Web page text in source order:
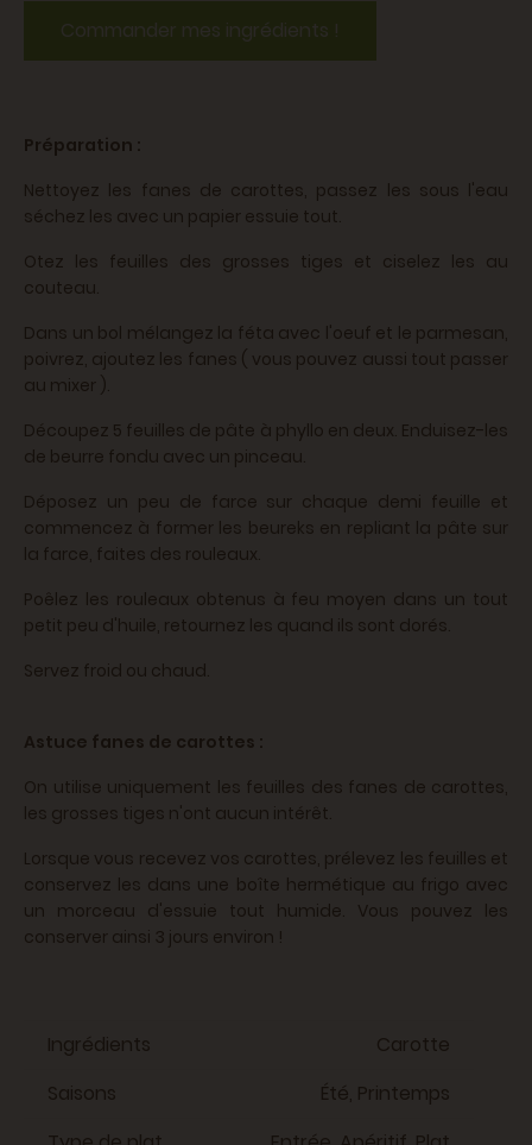
Commander mes ingrédients !
Préparation :
Nettoyez les fanes de carottes, passez les sous l'eau
séchez les avec un papier essuie tout.
Otez les feuilles des grosses tiges et ciselez les au
couteau.
Dans un bol mélangez la féta avec l'oeuf et le parmesan,
poivrez, ajoutez les fanes ( vous pouvez aussi tout passer
au mixer ).
Découpez 5 feuilles de pâte à phyllo en deux. Enduisez-les
de beurre fondu avec un pinceau.
Déposez un peu de farce sur chaque demi feuille et
commencez à former les beureks en repliant la pâte sur
la farce, faites des rouleaux.
Poêlez les rouleaux obtenus à feu moyen dans un tout
petit peu d'huile, retournez les quand ils sont dorés.
Servez froid ou chaud.
Astuce fanes de carottes :
On utilise uniquement les feuilles des fanes de carottes,
les grosses tiges n'ont aucun intérêt.
Lorsque vous recevez vos carottes, prélevez les feuilles et
conservez les dans une boîte hermétique au frigo avec
un morceau d'essuie tout humide. Vous pouvez les
conserver ainsi 3 jours environ !
Ingrédients
Carotte
Saisons
Été, Printemps